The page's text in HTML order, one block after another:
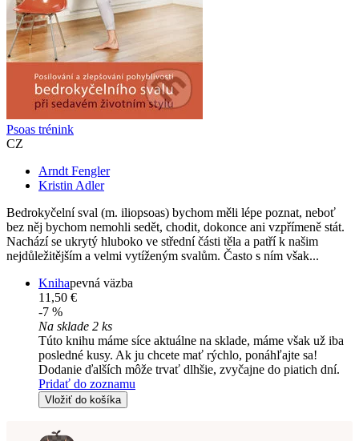
Psoas trénink
CZ
Arndt Fengler
Kristin Adler
Bedrokyčelní sval (m. iliopsoas) bychom měli lépe poznat, neboť
bez něj bychom nemohli sedět, chodit, dokonce ani vzpřímeně stát.
Nachází se ukrytý hluboko ve střední části těla a patří k našim
nejdůležitějším a velmi vytíženým svalům. Často s ním však...
Knihapevná väzba
11,50 €
-7 %
Na sklade 2 ks
Túto knihu máme síce aktuálne na sklade, máme však už iba
posledné kusy. Ak ju chcete mať rýchlo, ponáhľajte sa!
Dodanie ďalších môže trvať dlhšie, zvyčajne do piatich dní.
Pridať do zoznamu
Vložiť do košíka